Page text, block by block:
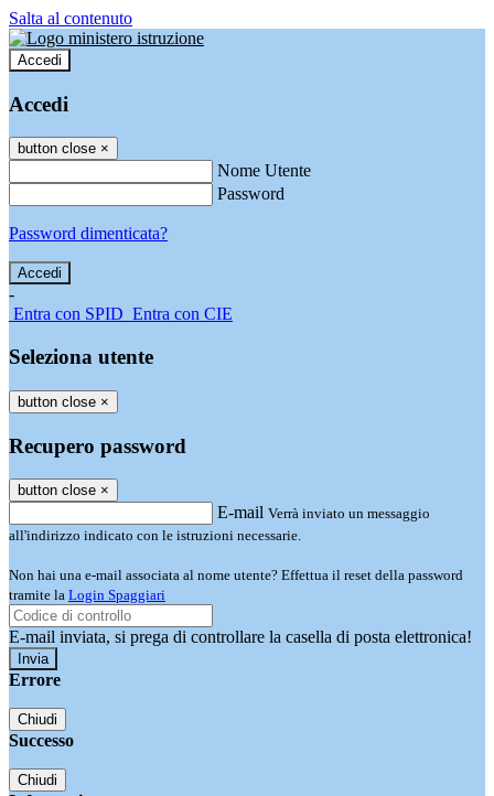
Salta al contenuto
Accedi
Accedi
button close ×
Nome Utente
Password
Password dimenticata?
-
Entra con SPID Entra con CIE
Seleziona utente
button close ×
Recupero password
button close ×
E-mail Verrà inviato un messaggio
all'indirizzo indicato con le istruzioni necessarie.
Non hai una e-mail associata al nome utente? Effettua il reset della password
tramite la Login Spaggiari
E-mail inviata, si prega di controllare la casella di posta elettronica!
Errore
Chiudi
Successo
Chiudi